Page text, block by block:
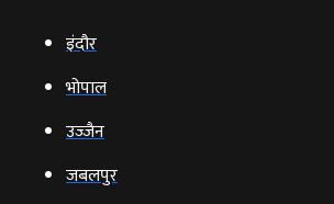
इंदौर
भोपाल
उज्‍जैन
जबलपुर